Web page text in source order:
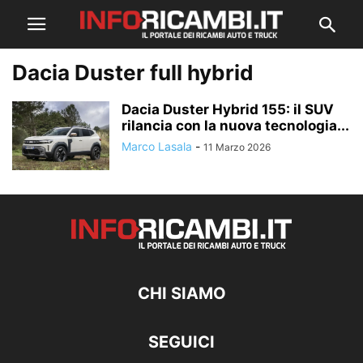
Dacia Duster full hybrid
Dacia Duster Hybrid 155: il SUV
rilancia con la nuova tecnologia...
Marco Lasala - 11 Marzo 2026
CHI SIAMO
SEGUICI